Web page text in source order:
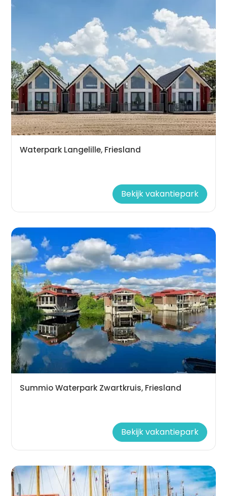
Waterpark Langelille, Friesland
Bekijk vakantiepark
Summio Waterpark Zwartkruis, Friesland
Bekijk vakantiepark